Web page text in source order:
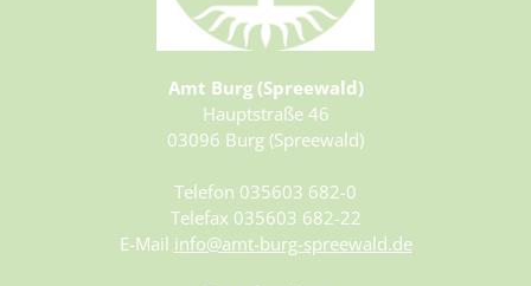
Amt Burg (Spreewald)
Hauptstraße 46
03096 Burg (Spreewald)
Telefon 035603 682-0
Telefax 035603 682-22
E-Mail info@amt-burg-spreewald.de